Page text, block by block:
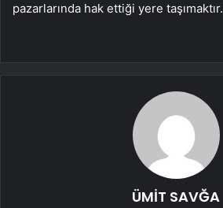
pazarlarında hak ettiği yere taşımaktır.
ÜMİT SAVĞA